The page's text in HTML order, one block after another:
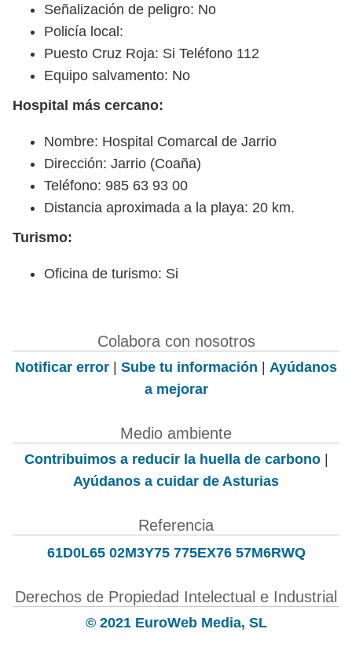
Señalización de peligro: No
Policía local:
Puesto Cruz Roja: Si Teléfono 112
Equipo salvamento: No
Hospital más cercano:
Nombre: Hospital Comarcal de Jarrio
Dirección: Jarrio (Coaña)
Teléfono: 985 63 93 00
Distancia aproximada a la playa: 20 km.
Turismo:
Oficina de turismo: Si
Colabora con nosotros
Notificar error | Sube tu información | Ayúdanos
a mejorar
Medio ambiente
Contribuimos a reducir la huella de carbono|
Ayúdanos a cuidar de Asturias
Referencia
61D0L65 02M3Y75 775EX76 57M6RWQ
Derechos de Propiedad Intelectual e Industrial
© 2021 EuroWeb Media, SL